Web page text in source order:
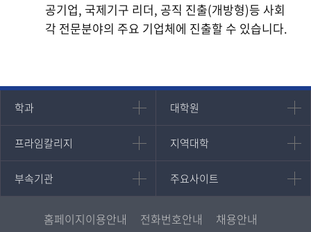
공기업, 국제기구 리더, 공직 진출(개방형)등 사회
각 전문분야의 주요 기업체에 진출할 수 있습니다.
학과
인문과학대학
국어국문학과
영어영문학과
일본학과
대학원
대학원
대학원
경영대학원
프라임칼리지
프라임칼리지
학사학위과정
평생교육과정
지역대학
지역대학
지역대학 포털
서울지역대학
대구경북지역대학
부속기관
부속기관
중앙도서관
원격교육혁신연구원
주요사이트
주요사이트
멘토링
진로심리상담
홈페이지이용안내 전화번호안내
채용안내